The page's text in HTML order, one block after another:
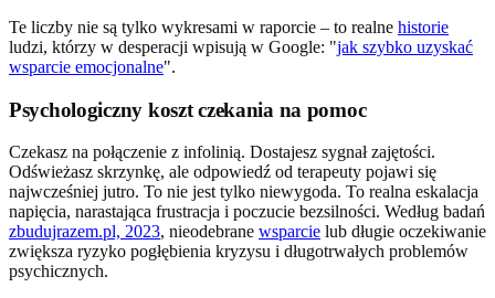
Te liczby nie są tylko wykresami w raporcie – to realne historie
ludzi, którzy w desperacji wpisują w Google: "jak szybko uzyskać
wsparcie emocjonalne".
Psychologiczny koszt czekania na pomoc
Czekasz na połączenie z infolinią. Dostajesz sygnał zajętości.
Odświeżasz skrzynkę, ale odpowiedź od terapeuty pojawi się
najwcześniej jutro. To nie jest tylko niewygoda. To realna eskalacja
napięcia, narastająca frustracja i poczucie bezsilności. Według badań
zbudujrazem.pl, 2023, nieodebrane wsparcie lub długie oczekiwanie
zwiększa ryzyko pogłębienia kryzysu i długotrwałych problemów
psychicznych.